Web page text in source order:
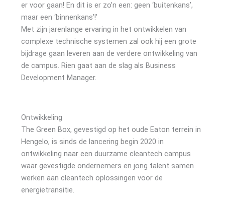
er voor gaan! En dit is er zo’n een: geen ‘buitenkans’,
maar een ‘binnenkans’!’
Met zijn jarenlange ervaring in het ontwikkelen van
complexe technische systemen zal ook hij een grote
bijdrage gaan leveren aan de verdere ontwikkeling van
de campus. Rien gaat aan de slag als Business
Development Manager.
Ontwikkeling
The Green Box, gevestigd op het oude Eaton terrein in
Hengelo, is sinds de lancering begin 2020 in
ontwikkeling naar een duurzame cleantech campus
waar gevestigde ondernemers en jong talent samen
werken aan cleantech oplossingen voor de
energietransitie.